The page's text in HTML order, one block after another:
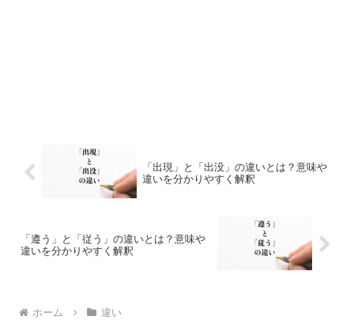
「出現」と「出没」の違いとは？意味や
違いを分かりやすく解釈
「遵う」と「従う」の違いとは？意味や
違いを分かりやすく解釈
ホーム 違い